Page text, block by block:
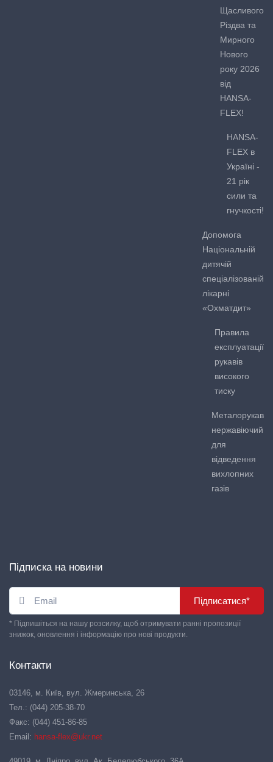
Щасливого
Різдва та
Мирного
Нового
року 2026
від
HANSA-
FLEX!
HANSA-
FLEX в
Україні -
21 рік
сили та
гнучкості!
Допомога
Національній
дитячій
спеціалізованій
лікарні
«Охматдит»
Правила
експлуатації
рукавів
високого
тиску
Металорукав
нержавіючий
для
відведення
вихлопних
газів
Підписка на новини
Підписатися*
* Підпишіться на нашу розсилку, щоб отримувати ранні пропозиції
знижок, оновлення і інформацію про нові продукти.
Контакти
03146, м. Київ, вул. Жмеринська, 26
Тел.: (044) 205-38-70
Факс: (044) 451-86-85
Email: hansa-flex@ukr.net